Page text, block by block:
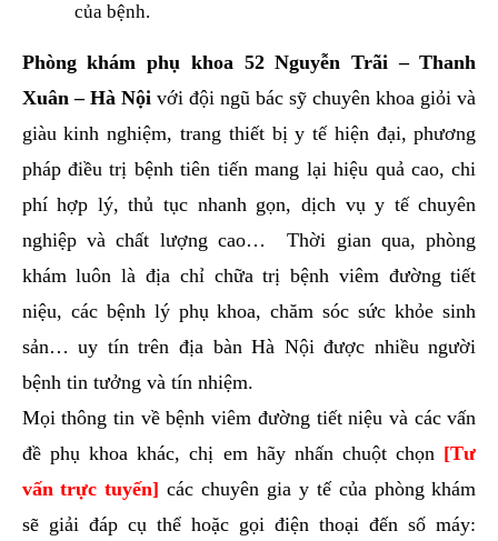
của bệnh.
Phòng khám phụ khoa 52 Nguyễn Trãi – Thanh
Xuân – Hà Nộivới đội ngũ bác sỹ chuyên khoa giỏi và
giàu kinh nghiệm, trang thiết bị y tế hiện đại, phương
pháp điều trị bệnh tiên tiến mang lại hiệu quả cao, chi
phí hợp lý, thủ tục nhanh gọn, dịch vụ y tế chuyên
nghiệp và chất lượng cao… Thời gian qua, phòng
khám luôn là địa chỉ chữa trị bệnh viêm đường tiết
niệu, các bệnh lý phụ khoa, chăm sóc sức khỏe sinh
sản… uy tín trên địa bàn Hà Nội được nhiều người
bệnh tin tưởng và tín nhiệm.
Mọi thông tin về bệnh viêm đường tiết niệu và các vấn
đề phụ khoa khác, chị em hãy nhấn chuột chọn [Tư
vấn trực tuyến] các chuyên gia y tế của phòng khám
sẽ giải đáp cụ thể hoặc gọi điện thoại đến số máy: